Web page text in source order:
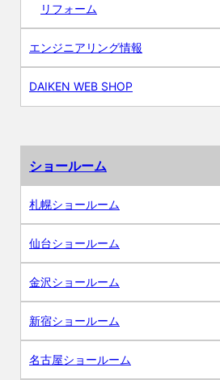
リフォーム
エンジニアリング情報
DAIKEN WEB SHOP
ショールーム
札幌ショールーム
仙台ショールーム
金沢ショールーム
新宿ショールーム
名古屋ショールーム